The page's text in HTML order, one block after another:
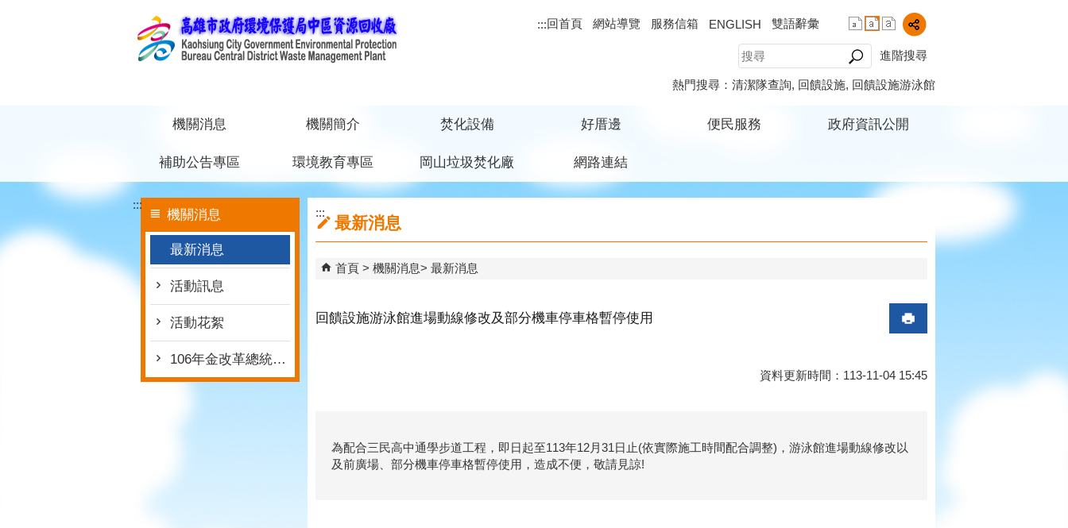
:::回首頁 網站導覽 服務信箱 ENGLISH 雙語辭彙
進階搜尋
熱門搜尋： 清潔隊查詢 回饋設施 回饋設施游泳館
機關消息 機關簡介 焚化設備 好厝邊 便民服務 政府資訊公開
補助公告專區 環境教育專區 岡山垃圾焚化廠 網路連結
:::
機關消息
最新消息
活動訊息
活動花絮
106年金改革總統府版本
:::
最新消息
首頁 機關消息 最新消息
回饋設施游泳館進場動線修改及部分機車停車格暫停使用
資料更新時間：113-11-04 15:45
為配合三民高中通學步道工程，即日起至113年12月31日止(依實際施工時間配合調整)，游泳館進場動線修改以
及前廣場、部分機車停車格暫停使用，造成不便，敬請見諒!